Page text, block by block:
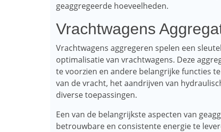
geaggregeerde hoeveelheden.
Vrachtwagens
Vrachtwagens aggregeren spelen een
optimalisatie van vrachtwagens. Deze
te voorzien en andere belangrijke functies
van de vracht, het aandrijven van
diverse toepassingen.
Een van de belangrijkste aspecten van
betrouwbare en consistente energie te